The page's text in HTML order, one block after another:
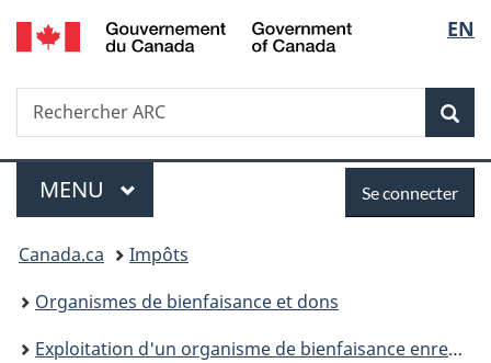
Passer
au
Passer
à
du
Passer
à
simplifiée
de
la
EN
Recherche
Rechercher
ARC
Menu
MENU PRINCIPAL
connecter
Se connecter
Vous
êtes
ici :
Canada.ca
Impôts
Organismes de bienfaisance et dons
Exploitation d'un organisme de bienfaisance enregistré